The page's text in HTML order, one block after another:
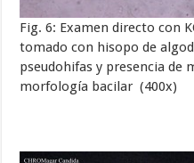
Fig. 6: Examen directo con
tomado con hisopo de
pseudohifas y presencia de
morfología bacilar (400x)